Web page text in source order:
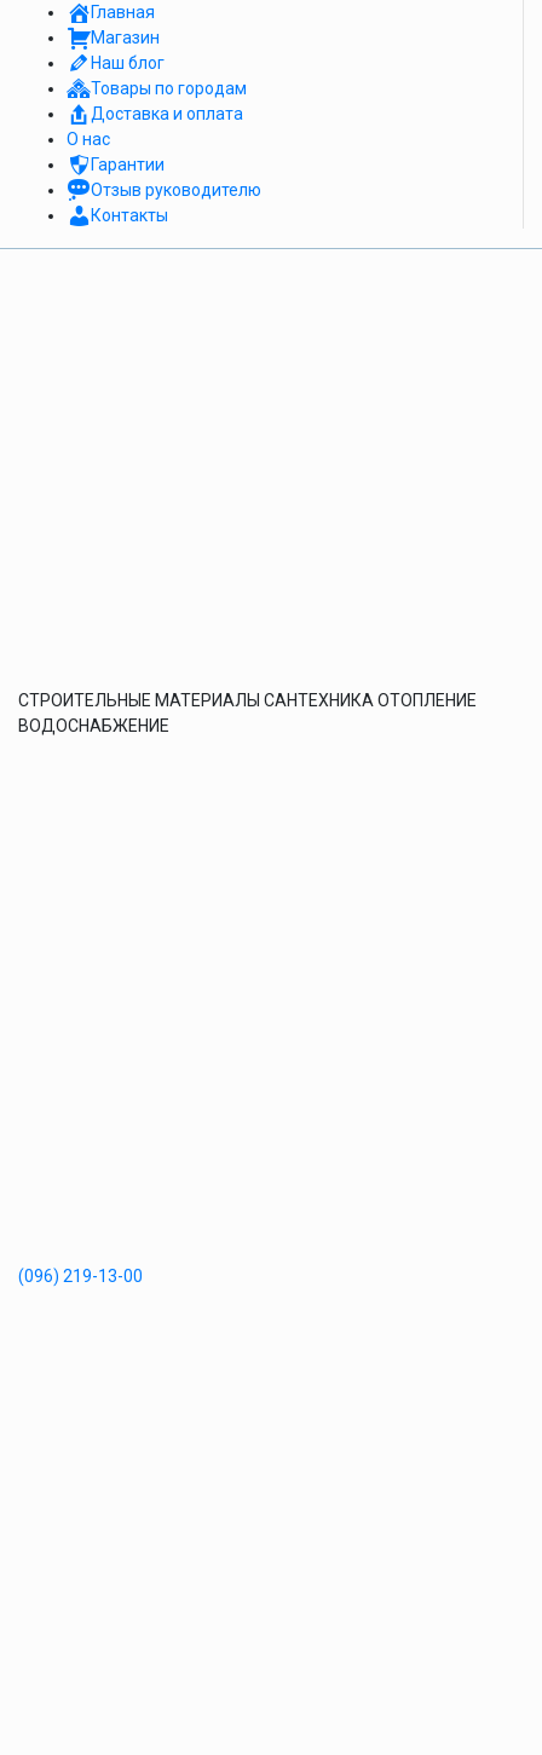
Главная
Магазин
Наш блог
Товары по городам
Доставка и оплата
О нас
Гарантии
Отзыв руководителю
Контакты
СТРОИТЕЛЬНЫЕ МАТЕРИАЛЫ САНТЕХНИКА ОТОПЛЕНИЕ
ВОДОСНАБЖЕНИЕ
(096) 219-13-00